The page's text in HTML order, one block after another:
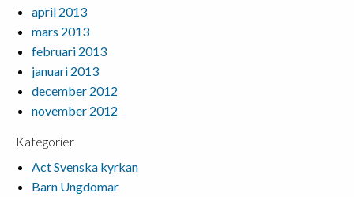
april 2013
mars 2013
februari 2013
januari 2013
december 2012
november 2012
Kategorier
Act Svenska kyrkan
Barn Ungdomar